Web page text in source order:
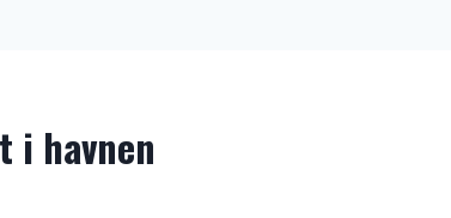
i havnen